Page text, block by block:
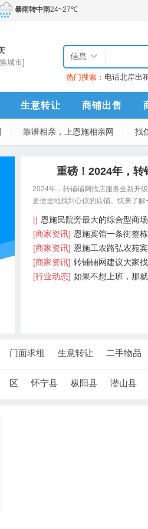
城市]
信息
热门搜索： 电话北岸出
生意转让 商铺出售
靠谱相亲，上恩施相亲网 找
重磅！2024年，
2024年，转铺铺网找店服务全新升
更便捷地找到心仪的店铺。快来了
[] 恩施民院旁最大的综合型商
[商家资讯] 恩施宾馆一条街整
[商家资讯] 恩施工农路弘农苑
[商家资讯] 转铺铺网建议大家
[行业动态] 如果不想上班，那
门面求租 生意转让 二手物品
区 怀宁县 枞阳县 潜山县